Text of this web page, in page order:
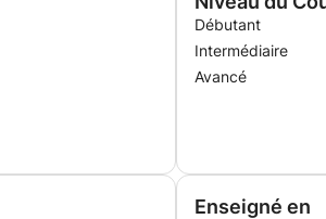
Débutant
Intermédiaire
Avancé
Enseigné en